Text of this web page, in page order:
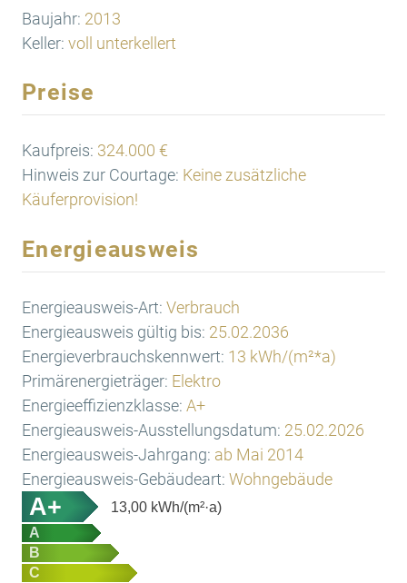
Baujahr: 2013
Keller: voll unterkellert
Preise
Kaufpreis: 324.000 €
Hinweis zur Courtage: Keine zusätzliche
Käuferprovision!
Energieausweis
Energieausweis-Art: Verbrauch
Energieausweis gültig bis: 25.02.2036
Energieverbrauchskennwert: 13 kWh/(m²*a)
Primärenergieträger: Elektro
Energieeffizienzklasse: A+
Energieausweis-Ausstellungsdatum: 25.02.2026
Energieausweis-Jahrgang: ab Mai 2014
Energieausweis-Gebäudeart: Wohngebäude
A+ 13,00 kWh/(m²·a)
A
B
C